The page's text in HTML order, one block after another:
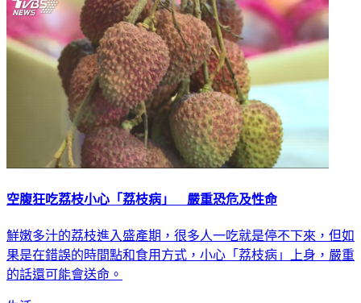
空腹狂吃荔枝小心「荔枝病」 嚴重恐危及性命
鮮嫩多汁的荔枝進入盛產期，很多人一吃就是停不下來，但如
果是在錯誤的時間點和食用方式，小心「荔枝病」上身，嚴重
的話還可能會送命。